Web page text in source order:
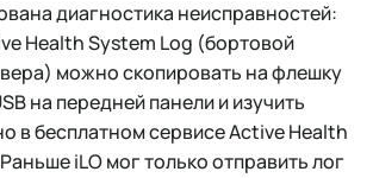
диагностика неисправностей:
Health System Log (бортовой
можно скопировать на флешку
на передней панели и изучить
в бесплатном сервисе Active Health
iLO мог только отправить лог